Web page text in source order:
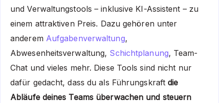
und Verwaltungstools – inklusive KI-Assistent – zu
einem attraktiven Preis. Dazu gehören unter
anderem Aufgabenverwaltung,
Abwesenheitsverwaltung, Schichtplanung, Team-
Chat und vieles mehr. Diese Tools sind nicht nur
dafür gedacht, dass du als Führungskraftdie
Abläufe deines Teams überwachen und steuern